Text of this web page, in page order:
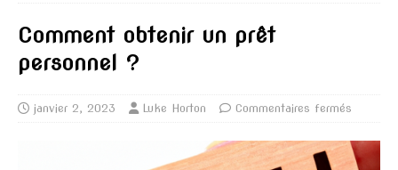
Comment obtenir un prêt
personnel ?
janvier 2, 2023 Luke Horton Commentaires fermés